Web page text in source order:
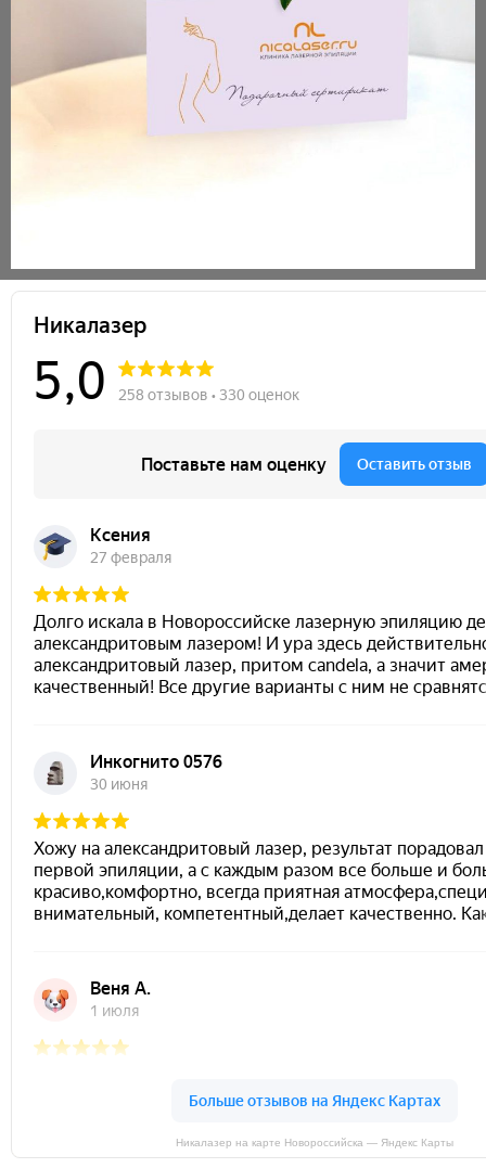
Никалазер на карте Новороссийска — Яндекс Карты